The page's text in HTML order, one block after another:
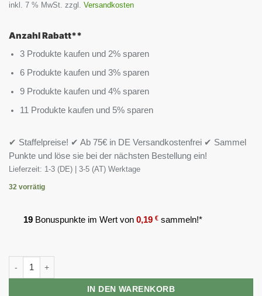
inkl. 7 % MwSt. zzgl. Versandkosten
Anzahl Rabatt**
3 Produkte kaufen und 2% sparen
6 Produkte kaufen und 3% sparen
9 Produkte kaufen und 4% sparen
11 Produkte kaufen und 5% sparen
✔ Staffelpreise! ✔ Ab 75€ in DE Versandkostenfrei ✔ Sammel
Punkte und löse sie bei der nächsten Bestellung ein!
Lieferzeit: 1-3 (DE) | 3-5 (AT) Werktage
32 vorrätig
19 Bonuspunkte im Wert von 0,19 € sammeln!*
Now Foods Vitamin C-1000 30 Vegane Kapseln Menge
IN DEN WARENKORB